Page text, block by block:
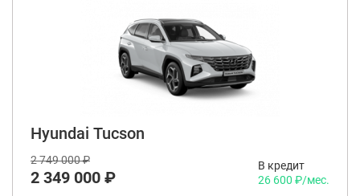
Hyundai Tucson
2 749 000 ₽
2 349 000 ₽
В кредит
26 600 ₽/мес.